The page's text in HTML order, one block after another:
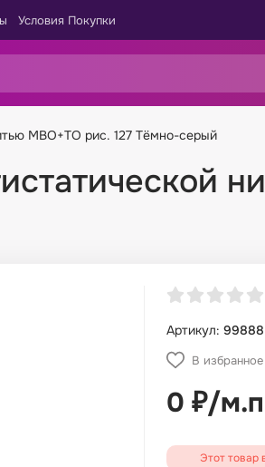
Условия Покупки
МВО+ТО рис. 127 Тёмно-серый
Артикул: 99888
В избранное
0 ₽/м.п
Этот товар